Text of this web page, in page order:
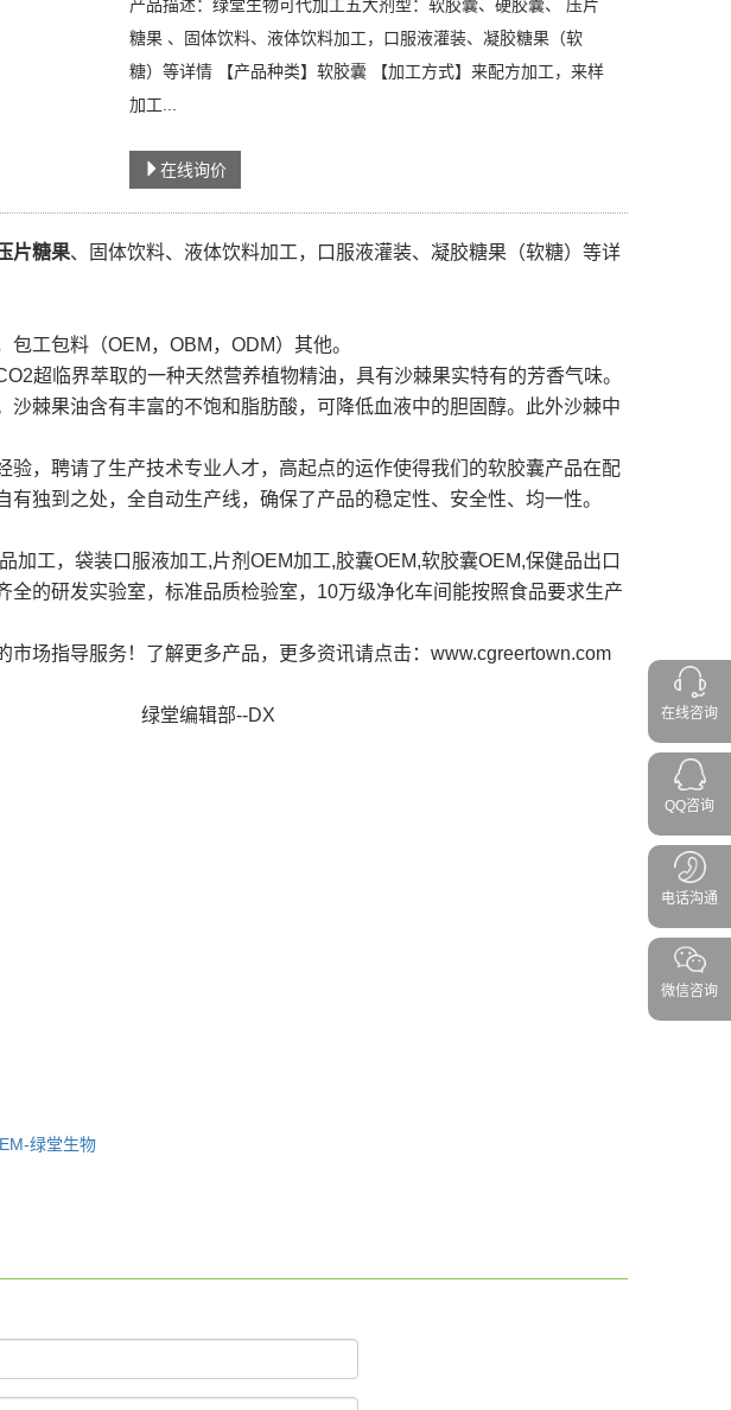
产品描述：绿堂生物可代加工五大剂型：软胶囊、硬胶囊、 压片
糖果 、固体饮料、液体饮料加工，口服液灌装、凝胶糖果（软
糖）等详情 【产品种类】软胶囊 【加工方式】来配方加工，来样
加工...
在线询价
片糖果、固体饮料、液体饮料加工，口服液灌装、凝胶糖果（软糖）等详
包工包料（OEM，OBM，ODM）其他。
超临界萃取的一种天然营养植物精油，具有沙棘果实特有的芳香气味。
棘果油含有丰富的不饱和脂肪酸，可降低血液中的胆固醇。此外沙棘中
，聘请了生产技术专业人才，高起点的运作使得我们的软胶囊产品在配
独到之处，全自动生产线，确保了产品的稳定性、安全性、均一性。
加工，袋装口服液加工,片剂OEM加工,胶囊OEM,软胶囊OEM,保健品出口
的研发实验室，标准品质检验室，10万级净化车间能按照食品要求生产
市场指导服务！了解更多产品，更多资讯请点击 ：www.cgreertown.com
--DX
绿堂生物
在线咨询
QQ咨询
电话沟通
微信咨询